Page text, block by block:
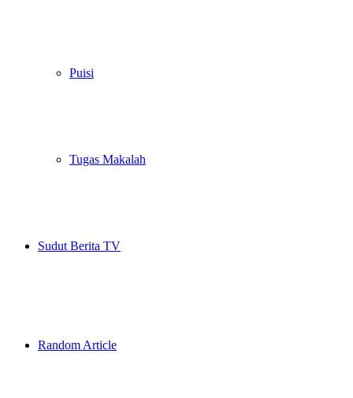
Puisi
Tugas Makalah
Sudut Berita TV
Random Article